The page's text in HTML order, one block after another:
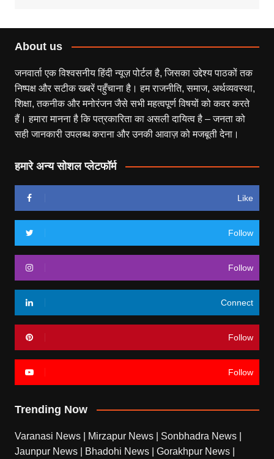
About us
जनवार्ता एक विश्वसनीय हिंदी न्यूज़ पोर्टल है, जिसका उद्देश्य पाठकों तक
निष्पक्ष और सटीक खबरें पहुँचाना है। हम राजनीति, समाज, अर्थव्यवस्था,
शिक्षा, तकनीक और मनोरंजन जैसे सभी महत्वपूर्ण विषयों को कवर करते
हैं। हमारा मानना है कि पत्रकारिता का असली दायित्व है – जनता को
सही जानकारी उपलब्ध कराना और उनकी आवाज़ को मजबूती देना।
हमारे अन्य सोशल प्लेटफॉर्म
Like
Follow
Follow
Connect
Follow
Follow
Trending Now
Varanasi News Mirzapur News Sonbhadra News
Jaunpur News
Bhadohi News Gorakhpur News